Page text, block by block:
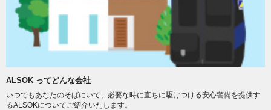
ALSOK ってどんな会社
いつでもあなたのそばにいて、必要な時に直ちに駆けつける安心警備を提供す
るALSOKについてご紹介いたします。